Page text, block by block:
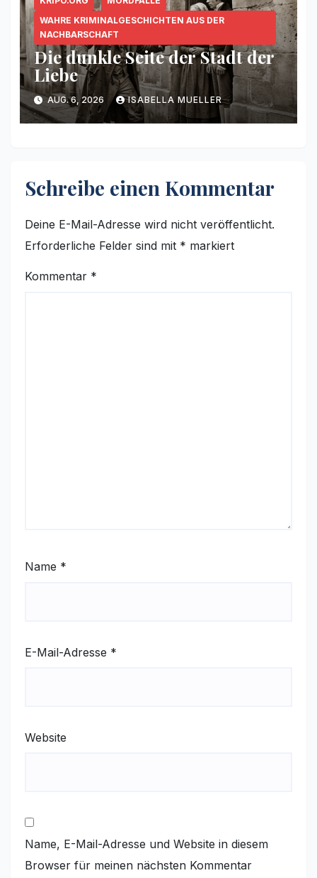
WAHRE KRIMINALGESCHICHTEN AUS DER
NACHBARSCHAFT
Die dunkle Seite der Stadt der
Liebe
AUG. 6, 2026 ISABELLA MUELLER
Schreibe einen Kommentar
Deine E-Mail-Adresse wird nicht veröffentlicht.
Erforderliche Felder sind mit * markiert
Kommentar *
Name *
E-Mail-Adresse *
Website
Name, E-Mail-Adresse und Website in diesem
Browser für meinen nächsten Kommentar